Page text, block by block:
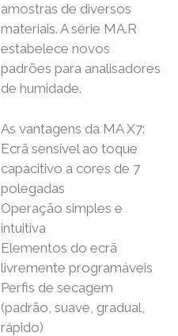
amostras de diversos
materiais. A série MA.R
estabelece novos
padrões para analisadores
de humidade.
As vantagens da MA X7:
Ecrã sensível ao toque
capacitivo a cores de 7
polegadas
Operação simples e
intuitiva
Elementos do ecrã
livremente programáveis
Perfis de secagem
(padrão, suave, gradual,
rápido)